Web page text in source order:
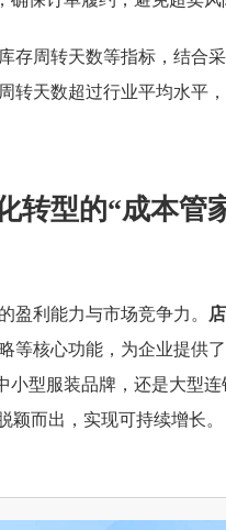
存周转天数等指标，结合
转天数超过行业平均水平
转型的“成本管
盈利能力与市场竞争力。
等核心功能，为企业提供
小型服装品牌，还是大型
颖而出，实现可持续增长。